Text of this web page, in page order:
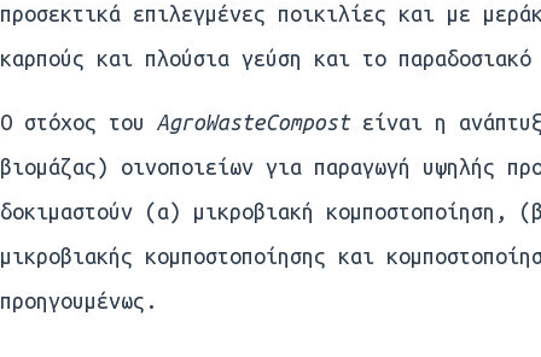
προσεκτικά επιλεγμένες ποικιλίες και με
καρπούς και πλούσια γεύση και το
O στόχος του AgroWasteCompostείναι η
βιομάζας) οινοποιείων για παραγωγή υψηλής
δοκιμαστούν (α) μικροβιακή κομποστοποίηση,
μικροβιακής κομποστοποίησης και
προηγουμένως.